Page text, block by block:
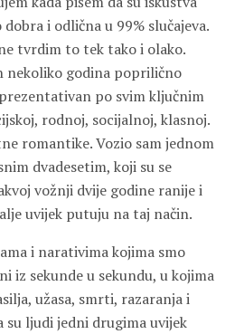
i odlična u 99% slučajeva.
tvrdim to tek tako i olako.
nekoliko godina poprilično
po svim ključnim
rodnoj, socijalnoj, klasnoj.
romantike. Vozio sam jednom
dvadesetim, koji su se
vožnji dvije godine ranije i
uvijek putuju na taj način.
i narativima kojima smo
iz sekunde u sekundu, u kojima
užasa, smrti, razaranja i
su ljudi jedni drugima uvijek